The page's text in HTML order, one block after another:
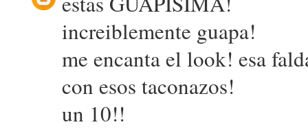
increiblemente guapa!
me encanta el look! esa
con esos taconazos!
un 10!!